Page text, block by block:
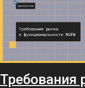
Требования